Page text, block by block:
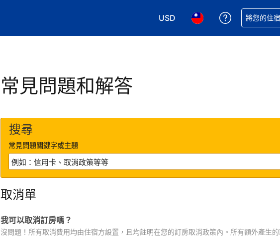
USD
選擇您使用的幣別. 您現在所使用
選擇您使用的語言. 您
取得訂單相
將您的住
常見問題和解答
搜尋
常見問題關鍵字或主題
取消單
我可以取消訂房嗎？
沒問題！所有取消費用均由住宿方設置，且均註明在您的訂房取消政策內。所有額外產生